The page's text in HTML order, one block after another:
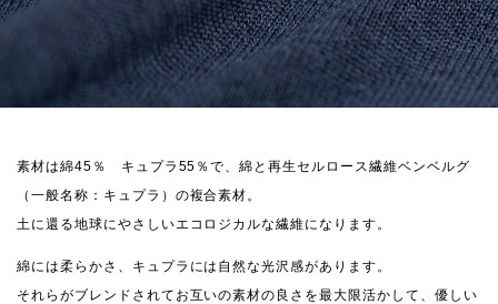
素材は綿45％ キュプラ55％で、綿と再生セルロース繊維ベンベルグ
（一般名称：キュプラ）の複合素材。
土に還る地球にやさしいエコロジカルな繊維になります。
綿には柔らかさ、キュプラには自然な光沢感があります。
それらがブレンドされてお互いの素材の良さを最大限活かして、優しい